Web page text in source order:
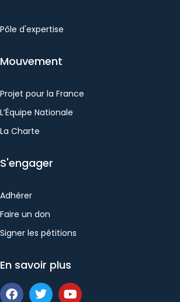
Pôle d'expertise
Mouvement
Projet pour la France
L’Équipe Nationale
La Charte
S'engager
Adhérer
Faire un don
Signer les pétitions
En savoir plus